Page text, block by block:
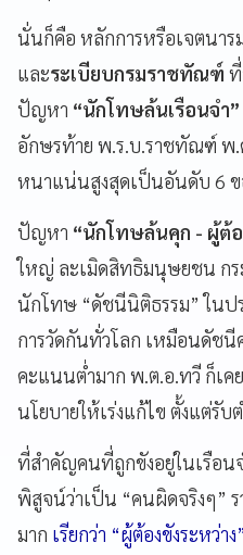
นั่นก็คือ หลักการหรือเจตนาร
และระเบียบกรมราชทัณฑ์
ปัญหา “นักโทษล้นเรือนจำ”
อักษรท้าย พ.ร.บ.ราชทัณฑ์ พ.
หนาแน่นสูงสุดเป็นอันดับ 6 ข
ปัญหา “นักโทษล้นคุก - ผู้ต้อ
ใหญ่ ละเมิดสิทธิมนุษยชน กร
นักโทษ “ดัชนีนิติธรรม” ในป
การวัดกันทั่วโลก เหมือนดัช
คะแนนต่ำมาก พ.ต.อ.ทวี ก็เ
นโยบายให้เร่งแก้ไข ตั้งแต่รับ
ที่สำคัญคนที่ถูกขังอยู่ในเรือน
พิสูจน์ว่าเป็น “คนผิดจริงๆ”
มาก เรียกว่า “ผู้ต้องขังระหว่า